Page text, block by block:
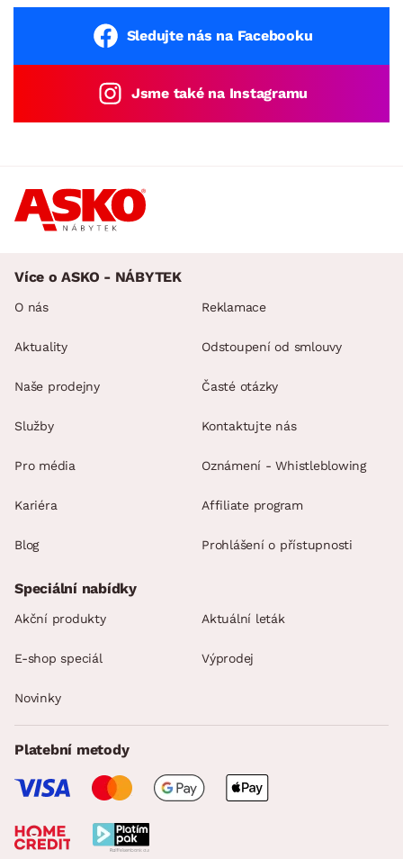
Sledujte nás na Facebooku
Jsme také na Instagramu
Více o ASKO - NÁBYTEK
O nás
Aktuality
Naše prodejny
Služby
Pro média
Kariéra
Blog
Reklamace
Odstoupení od smlouvy
Časté otázky
Kontaktujte nás
Oznámení - Whistleblowing
Affiliate program
Prohlášení o přístupnosti
Speciální nabídky
Akční produkty Aktuální leták
E-shop speciál Výprodej
Novinky
Platební metody